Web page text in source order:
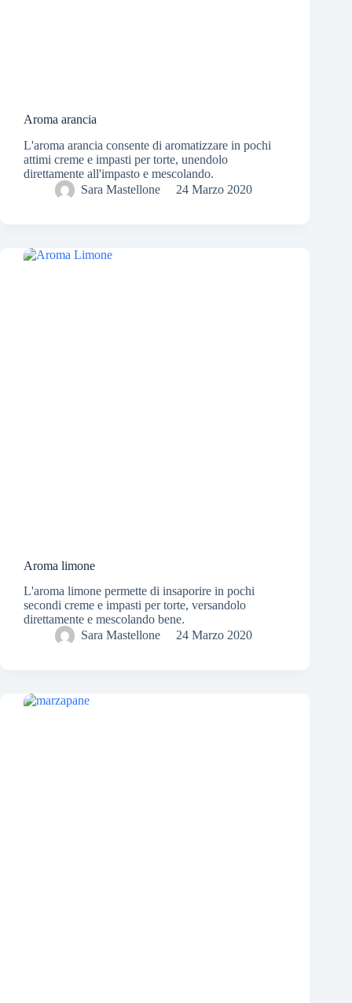
Aroma arancia
L'aroma arancia consente di aromatizzare in pochi
attimi creme e impasti per torte, unendolo
direttamente all'impasto e mescolando.
Sara Mastellone
24 Marzo 2020
Aroma limone
L'aroma limone permette di insaporire in pochi
secondi creme e impasti per torte, versandolo
direttamente e mescolando bene.
Sara Mastellone
24 Marzo 2020